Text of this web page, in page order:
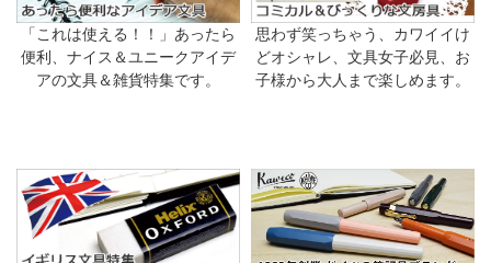
「これは使える！！」あったら
便利、ナイス＆ユニークアイデ
アの文具＆雑貨特集です。
思わず笑っちゃう、カワイイけ
どオシャレ、文具女子必見、お
子様から大人まで楽しめます。